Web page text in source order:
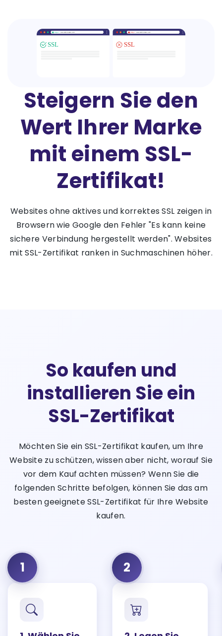
Steigern Sie den
Wert Ihrer Marke
mit einem SSL-
Zertifikat!
Websites ohne aktives und korrektes SSL zeigen in
Browsern wie Google den Fehler "Es kann keine
sichere Verbindung hergestellt werden". Websites
mit SSL-Zertifikat ranken in Suchmaschinen höher.
So kaufen und
installieren Sie ein
SSL-Zertifikat
Möchten Sie ein SSL-Zertifikat kaufen, um Ihre
Website zu schützen, wissen aber nicht, worauf Sie
vor dem Kauf achten müssen? Wenn Sie die
folgenden Schritte befolgen, können Sie das am
besten geeignete SSL-Zertifikat für Ihre Website
kaufen.
1 2